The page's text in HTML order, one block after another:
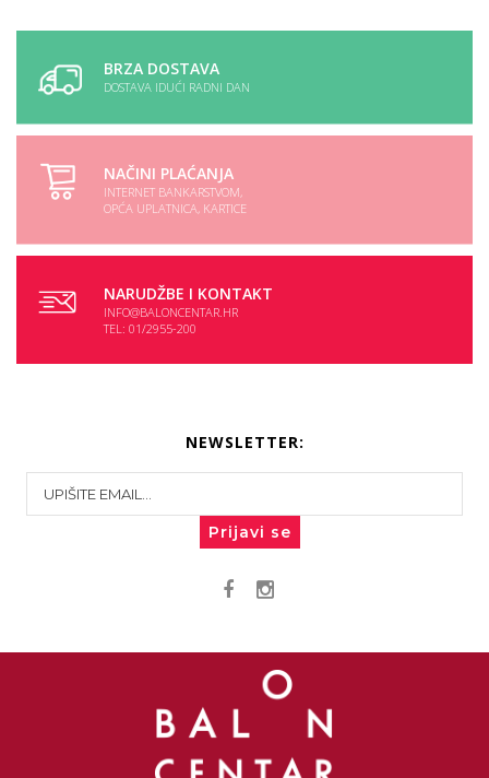
BRZA DOSTAVA
DOSTAVA IDUĆI RADNI DAN
NAČINI PLAĆANJA
INTERNET BANKARSTVOM,
OPĆA UPLATNICA, KARTICE
NARUDŽBE I KONTAKT
INFO@BALONCENTAR.HR
TEL: 01/2955-200
NEWSLETTER:
Prijavi se